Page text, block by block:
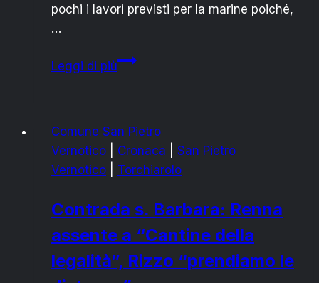
pochi i lavori previsti per la marine poiché,
…
Leggi di piùTORRE
PREPARA
PER
L’ESTATE
Comune San Pietro
Vernotico
Cronaca
San Pietro
Vernotico
Torchiarolo
Contrada s. Barbara: Renna
assente a “Cantine della
legalità”, Rizzo “prendiamo le